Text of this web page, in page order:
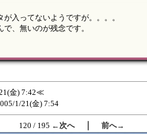
入ってないようですが。。。。
、無いのが残念です。
金) 7:42≪
1/21(金) 7:54
120 / 195 ←次へ｜ 前へ→